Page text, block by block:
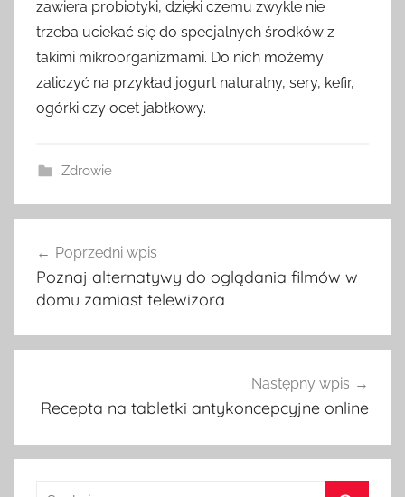
zawiera probiotyki, dzięki czemu zwykle nie
trzeba uciekać się do specjalnych środków z
takimi mikroorganizmami. Do nich możemy
zaliczyć na przykład jogurt naturalny, sery, kefir,
ogórki czy ocet jabłkowy.
Zdrowie
wpisu
Poprzedni wpis
Poznaj alternatywy do oglądania filmów w
domu zamiast telewizora
Następny wpis
Recepta na tabletki antykoncepcyjne online
Szukaj